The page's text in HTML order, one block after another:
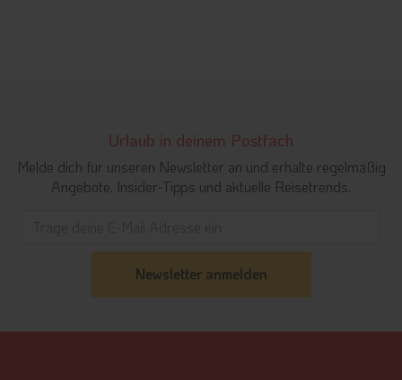
Urlaub in deinem Postfach
Melde dich für unseren Newsletter an und erhalte regelmäßig
Angebote, Insider-Tipps und aktuelle Reisetrends.